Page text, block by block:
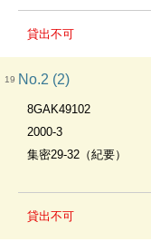
貸出不可
19 No.2 (2)
8GAK49102
2000-3
集密29-32（紀要）
貸出不可